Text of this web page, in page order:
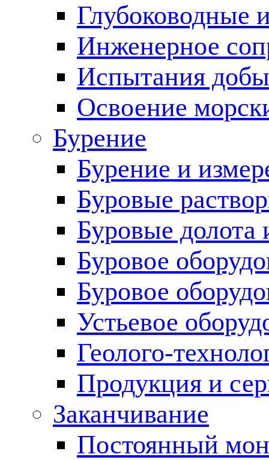
Глубоководные
Инженерное
Испытания
Освоение
Бурение
Бурение и
Буровые
Буровые долота
Буровое
Буровое
Устьевое
Геолого-
Продукция и
Заканчивание
Постоянный